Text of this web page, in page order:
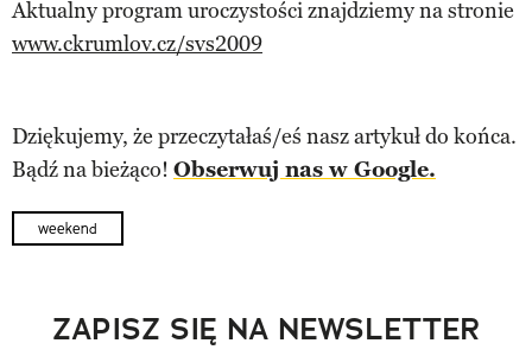
Aktualny program uroczystości znajdziemy na stronie
www.ckrumlov.cz/svs2009
Dziękujemy, że przeczytałaś/eś nasz artykuł do końca.
Bądź na bieżąco! Obserwuj nas w Google.
weekend
ZAPISZ SIĘ NA NEWSLETTER